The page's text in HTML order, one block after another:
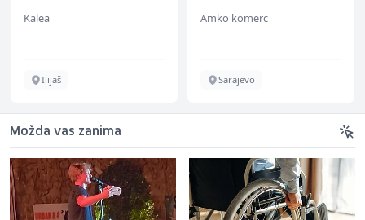
Kalea
Ilijaš
Amko komerc
Sarajevo
Možda vas zanima